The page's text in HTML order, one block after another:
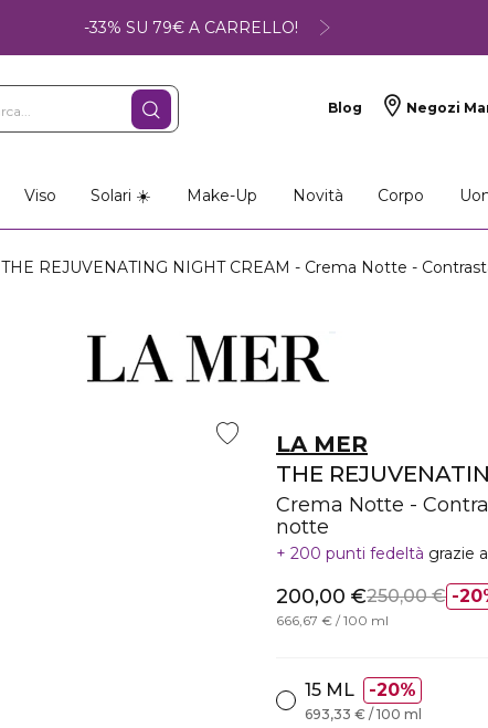
-33% SU 79€ A CARRELLO!
Blog Negozi
Viso Solari ☀️ Make-Up Novità Corpo
THE REJUVENATING NIGHT CREAM - Crema Notte -
LA MER
THE
Crema Notte -
notte
200 punti fedeltà grazie
200,00 €250,00 €
666,67 € / 100 ml
15 ML 20%
693,33 € / 100 ml